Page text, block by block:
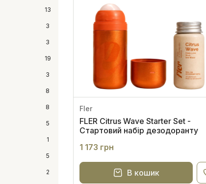
13
3
3
19
3
8
8
5
1
5
2
Fler
FLER Citrus Wave Starter Set -
Стартовий набір дезодоранту
1 173 грн
В кошик